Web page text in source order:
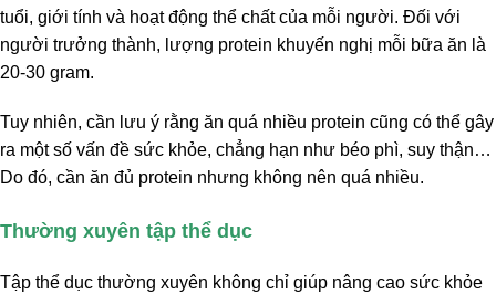
tuổi, giới tính và hoạt động thể chất của mỗi người. Đối với
người trưởng thành, lượng protein khuyến nghị mỗi bữa ăn là
20-30 gram.
Tuy nhiên, cần lưu ý rằng ăn quá nhiều protein cũng có thể gây
ra một số vấn đề sức khỏe, chẳng hạn như béo phì, suy thận…
Do đó, cần ăn đủ protein nhưng không nên quá nhiều.
Thường xuyên tập thể dục
Tập thể dục thường xuyên không chỉ giúp nâng cao sức khỏe